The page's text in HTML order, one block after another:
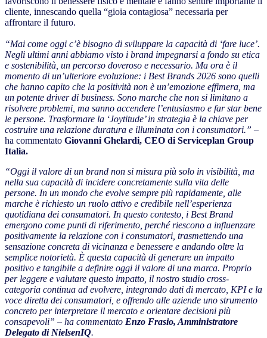
cliente, innescando quella “gioia contagiosa” necessaria per
affrontare il futuro.
“Mai come oggi c’è bisogno di sviluppare la capacità di ‘fare luce’.
Negli ultimi anni abbiamo visto i brand impegnarsi a fondo su etica
e sostenibilità, un percorso doveroso e necessario. Ma ora è il
momento di un’ulteriore evoluzione: i Best Brands 2026 sono quelli
che hanno capito che la positività non è un’emozione effimera, ma
un potente driver di business. Sono marche che non si limitano a
risolvere problemi, ma sanno accendere l’entusiasmo e far star bene
le persone. Trasformare la ‘Joytitude’ in strategia è la chiave per
costruire una relazione duratura e illuminata con i consumatori.” –
ha commentato Giovanni Ghelardi, CEO di Serviceplan Group
Italia.
“Oggi il valore di un brand non si misura più solo in visibilità, ma
nella sua capacità di incidere concretamente sulla vita delle
persone. In un mondo che evolve sempre più rapidamente, alle
marche è richiesto un ruolo attivo e credibile nell’esperienza
quotidiana dei consumatori. In questo contesto, i Best Brand
emergono come punti di riferimento, perché riescono a influenzare
positivamente la relazione con i consumatori, trasmettendo una
sensazione concreta di vicinanza e benessere e andando oltre la
semplice notorietà. È questa capacità di generare un impatto
positivo e tangibile a definire oggi il valore di una marca. Proprio
per leggere e valutare questo impatto, il nostro studio cross-
categoria continua ad evolvere, integrando dati di mercato, KPI e la
voce diretta dei consumatori, e offrendo alle aziende uno strumento
concreto per interpretare il mercato e orientare decisioni più
consapevoli” – ha commentato Enzo Frasio, Amministratore
Delegato di NielsenIQ.